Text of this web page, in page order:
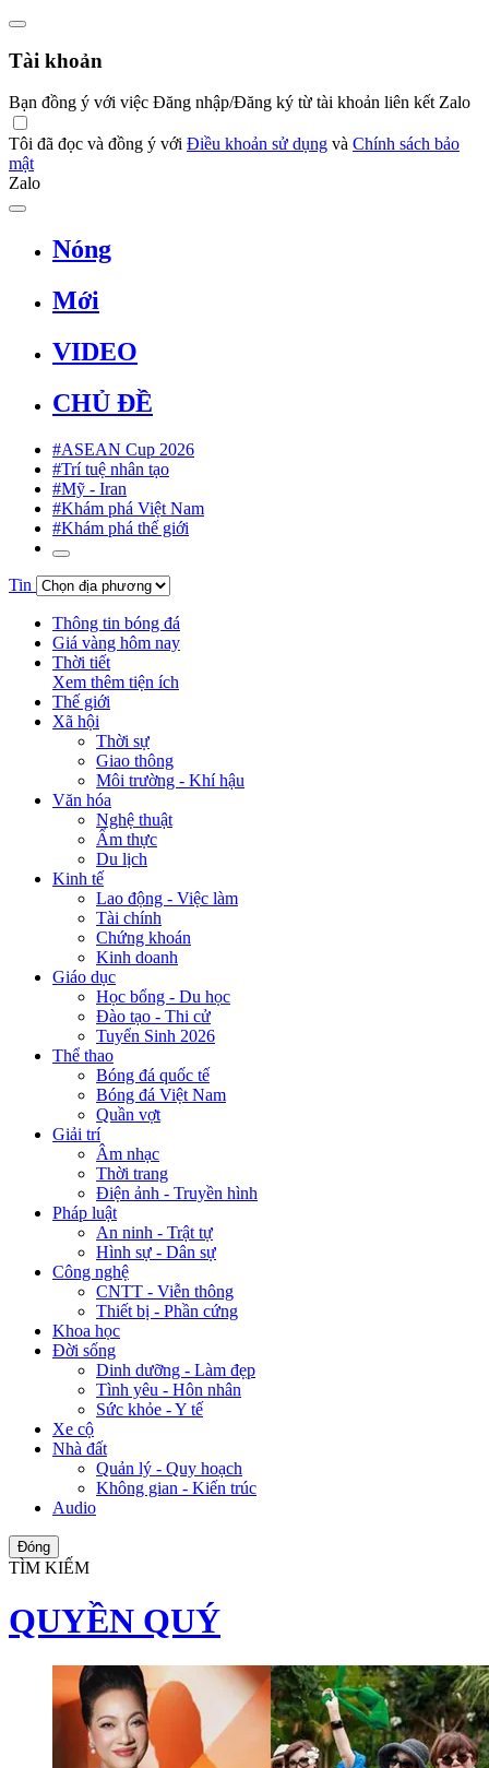
Tài khoản
Bạn đồng ý với việc Đăng nhập/Đăng ký từ tài khoản liên kết Zalo
Tôi đã đọc và đồng ý với Điều khoản sử dụng và Chính sách bảo
mật
Zalo
Nóng
Mới
VIDEO
CHỦ ĐỀ
#ASEAN Cup 2026
#Trí tuệ nhân tạo
#Mỹ - Iran
#Khám phá Việt Nam
#Khám phá thế giới
Tin
Thông tin bóng đá
Giá vàng hôm nay
Thời tiết
Xem thêm tiện ích
Thế giới
Xã hội
Thời sự
Giao thông
Môi trường - Khí hậu
Văn hóa
Nghệ thuật
Ẩm thực
Du lịch
Kinh tế
Lao động - Việc làm
Tài chính
Chứng khoán
Kinh doanh
Giáo dục
Học bổng - Du học
Đào tạo - Thi cử
Tuyển Sinh 2026
Thể thao
Bóng đá quốc tế
Bóng đá Việt Nam
Quần vợt
Giải trí
Âm nhạc
Thời trang
Điện ảnh - Truyền hình
Pháp luật
An ninh - Trật tự
Hình sự - Dân sự
Công nghệ
CNTT - Viễn thông
Thiết bị - Phần cứng
Khoa học
Đời sống
Dinh dưỡng - Làm đẹp
Tình yêu - Hôn nhân
Sức khỏe - Y tế
Xe cộ
Nhà đất
Quản lý - Quy hoạch
Không gian - Kiến trúc
Audio
Đóng
TÌM KIẾM
QUYỀN QUÝ